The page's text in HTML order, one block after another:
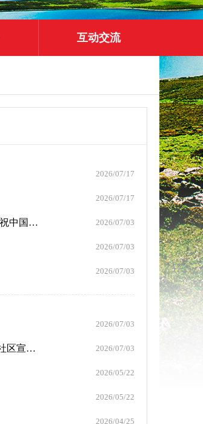
互动交流
2026/07/17
2026/07/17
铭记初心铸党魂 奋力践行正确政绩观 —市统计局与山南调查队党支部共同开展庆祝中国共产党成立105周年系列主题活动 2026/07/03
2026/07/03
2026/07/03
2026/07/03
党建共建聚合力 统计宣传进社区——市统计局党支部组织党员开展环境卫生暨进社区宣传活动 2026/07/03
2026/05/22
2026/05/22
2026/04/25